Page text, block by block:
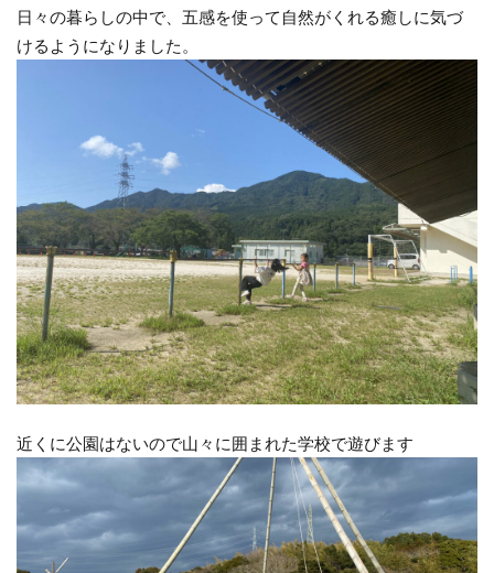
日々の暮らしの中で、五感を使って自然がくれる癒しに気づ
けるようになりました。
近くに公園はないので山々に囲まれた学校で遊びます